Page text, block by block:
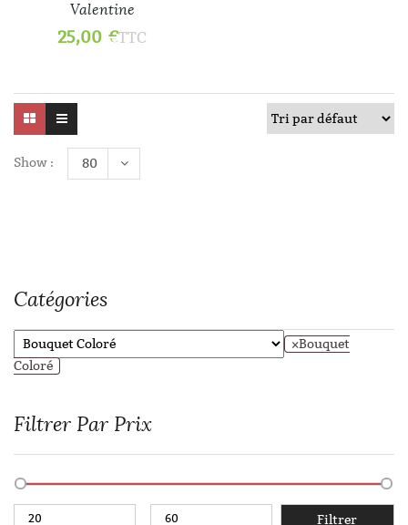
Valentine
25,00 €TTC
Show : 80
Catégories
×Bouquet
Coloré
Filtrer Par Prix
Filtrer